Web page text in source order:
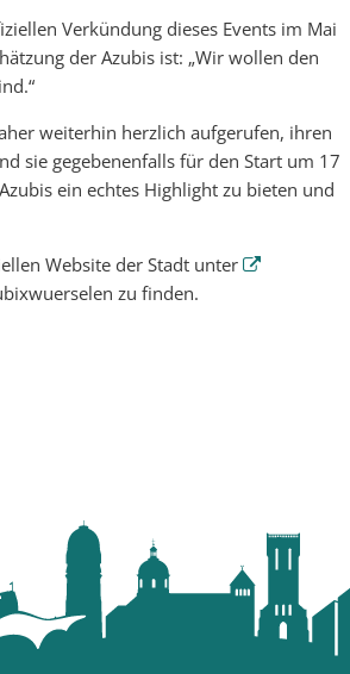
Verkündung dieses Events im Mai
der Azubis ist: „Wir wollen den
weiterhin herzlich aufgerufen, ihren
sie gegebenenfalls für den Start um 17
ein echtes Highlight zu bieten und
Website der Stadt unter
zu finden.